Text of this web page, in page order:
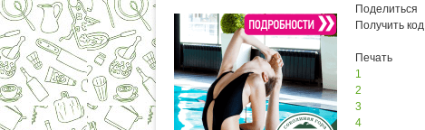
Поделиться
Получить код
Печать
1
2
3
4